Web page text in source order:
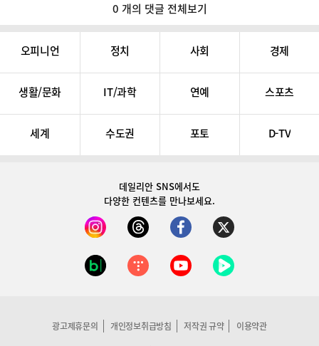
0 개의 댓글 전체보기
오피니언 정치 사회 경제
생활/문화 IT/과학 연예 스포츠
세계 수도권 포토 D-TV
데일리안 SNS에서도
다양한 컨텐츠를 만나보세요.
광고제휴문의 개인정보취급방침 저작권 규약 이용약관